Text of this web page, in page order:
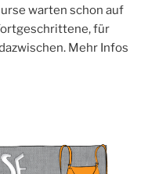
war­ten schon auf
für
Mehr Infos